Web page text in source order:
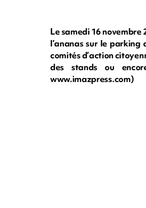
Le samedi 16 novembre
l’ananas sur le
comités d’action
des stands ou
www.imazpress.com)